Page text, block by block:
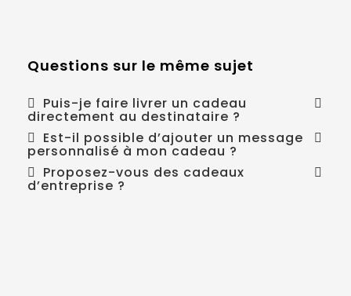
Questions sur le même sujet
Puis-je faire livrer un cadeau
directement au destinataire ?
Est-il possible d’ajouter un message
personnalisé à mon cadeau ?
Proposez-vous des cadeaux
d’entreprise ?